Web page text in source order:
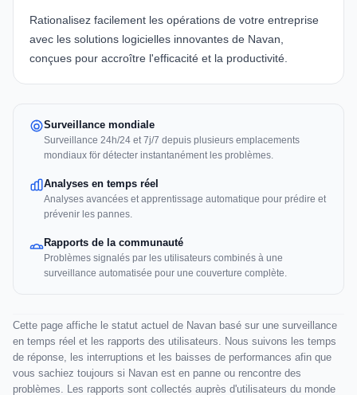
Rationalisez facilement les opérations de votre entreprise
avec les solutions logicielles innovantes de Navan,
conçues pour accroître l'efficacité et la productivité.
Surveillance mondiale
Surveillance 24h/24 et 7j/7 depuis plusieurs emplacements
mondiaux för détecter instantanément les problèmes.
Analyses en temps réel
Analyses avancées et apprentissage automatique pour prédire et
prévenir les pannes.
Rapports de la communauté
Problèmes signalés par les utilisateurs combinés à une
surveillance automatisée pour une couverture complète.
Cette page affiche le statut actuel de Navan basé sur une surveillance
en temps réel et les rapports des utilisateurs. Nous suivons les temps
de réponse, les interruptions et les baisses de performances afin que
vous sachiez toujours si Navan est en panne ou rencontre des
problèmes. Les rapports sont collectés auprès d'utilisateurs du monde